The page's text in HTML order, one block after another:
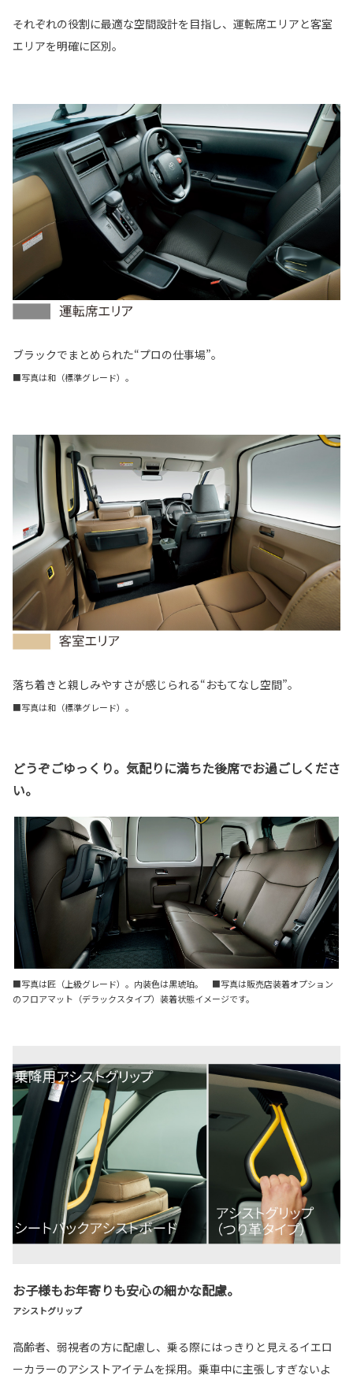
それぞれの役割に最適な空間設計を目指し、運転席エリアと客室
エリアを明確に区別。
ブラックでまとめられた“プロの仕事場”。
■写真は和（標準グレード）。
落ち着きと親しみやすさが感じられる“おもてなし空間”。
■写真は和（標準グレード）。
どうぞごゆっくり。気配りに満ちた後席でお過ごしくださ
い。
■写真は匠（上級グレード）。内装色は黒琥珀。 ■写真は販売店装着オプション
のフロアマット（デラックスタイプ）装着状態イメージです。
お子様もお年寄りも安心の細かな配慮。
アシストグリップ
高齢者、弱視者の方に配慮し、乗る際にはっきりと見えるイエロ
ーカラーのアシストアイテムを採用。乗車中に主張しすぎないよ